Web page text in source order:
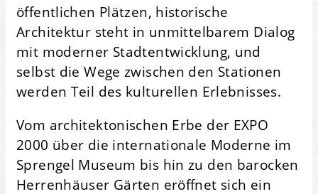
öffentlichen Plätzen, historische
Architektur steht in unmittelbarem Dialog
mit moderner Stadtentwicklung, und
selbst die Wege zwischen den Stationen
werden Teil des kulturellen Erlebnisses.
Vom architektonischen Erbe der EXPO
2000 über die internationale Moderne im
Sprengel Museum bis hin zu den barocken
Herrenhäuser Gärten eröffnet sich ein